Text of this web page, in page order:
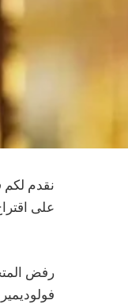
نقدم لكم
على
رفض